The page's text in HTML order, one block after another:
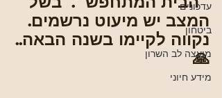
עדכונים
ביטחון
מועצה לב השרון
מידע חיוני
המצב יש מיעוט נרשמים.
נקווה לקיימו בשנה הבאה..
🙏